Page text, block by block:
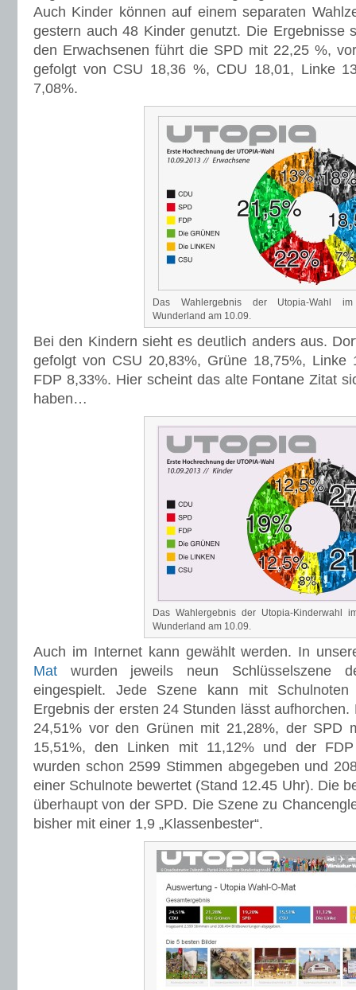
Auch Kinder können auf einem separaten
gestern auch 48 Kinder genutzt. Die Ergebnisse
den Erwachsenen führt die SPD mit 22,25 %,
gefolgt von CSU 18,36 %, CDU 18,01, Linke
7,08%.
Das Wahlergebnis der Utopia-Wahl
Wunderland am 10.09.
Bei den Kindern sieht es deutlich anders aus.
gefolgt von CSU 20,83%, Grüne 18,75%, Linke
FDP 8,33%. Hier scheint das alte Fontane Zitat
haben…
Das Wahlergebnis der Utopia-Kinderwahl
Wunderland am 10.09.
Auch im Internet kann gewählt werden. In
Mat wurden jeweils neun Schlüsselszene
eingespielt. Jede Szene kann mit
Ergebnis der ersten 24 Stunden lässt
24,51% vor den Grünen mit 21,28%, der SPD
15,51%, den Linken mit 11,12% und der
wurden schon 2599 Stimmen abgegeben und
einer Schulnote bewertet (Stand 12.45 Uhr). Die
überhaupt von der SPD. Die Szene zu
bisher mit einer 1,9 „Klassenbester“.